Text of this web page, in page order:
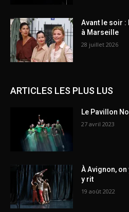
Avant le soir :
à Marseille
28 juillet 2026
ARTICLES LES PLUS LUS
Le Pavillon
27 avril 2023
À Avignon,
y rit
19 août 2022